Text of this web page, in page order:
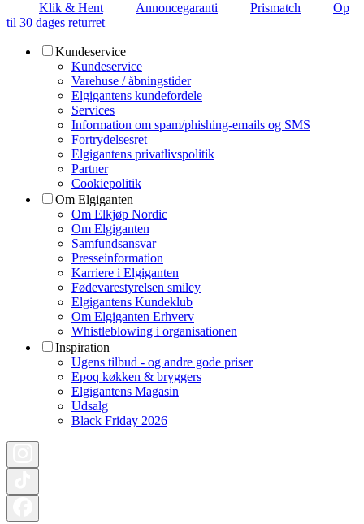
Klik & Hent Annoncegaranti Prismatch
Op
til 30 dages returret
Kundeservice
Kundeservice
Varehuse / åbningstider
Elgigantens kundefordele
Services
Information om spam/phishing-emails og SMS
Fortrydelsesret
Elgigantens privatlivspolitik
Partner
Cookiepolitik
Om Elgiganten
Om Elkjøp Nordic
Om Elgiganten
Samfundsansvar
Presseinformation
Karriere i Elgiganten
Fødevarestyrelsen smiley
Elgigantens Kundeklub
Om Elgiganten Erhverv
Whistleblowing i organisationen
Inspiration
Ugens tilbud - og andre gode priser
Epoq køkken & bryggers
Elgigantens Magasin
Udsalg
Black Friday 2026